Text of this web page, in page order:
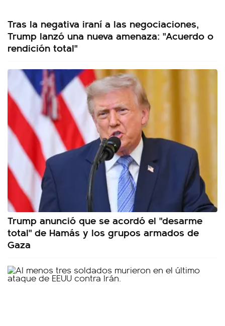
Tras la negativa iraní a las negociaciones,
Trump lanzó una nueva amenaza: "Acuerdo o
rendición total"
Trump anunció que se acordó el "desarme
total" de Hamás y los grupos armados de
Gaza